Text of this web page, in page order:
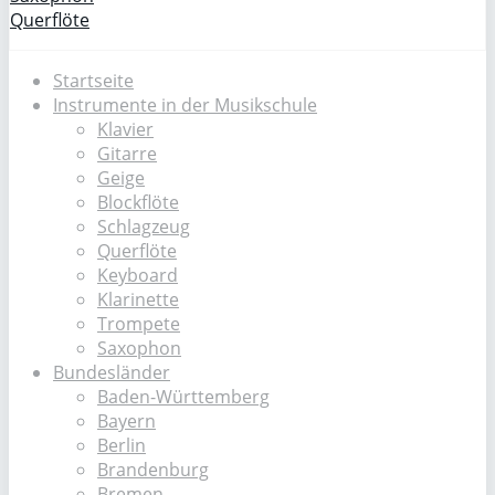
Querflöte
Startseite
Instrumente in der Musikschule
Klavier
Gitarre
Geige
Blockflöte
Schlagzeug
Querflöte
Keyboard
Klarinette
Trompete
Saxophon
Bundesländer
Baden-Württemberg
Bayern
Berlin
Brandenburg